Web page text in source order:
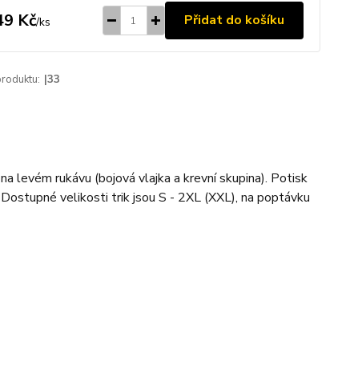
Kč/ks Přidat do košíku
|33
levém rukávu (bojová vlajka a krevní skupina). Potisk
velikosti trik jsou S - 2XL (XXL), na poptávku